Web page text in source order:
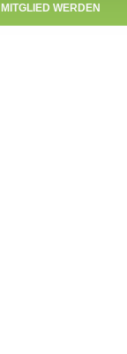
MITGLIED WERDEN